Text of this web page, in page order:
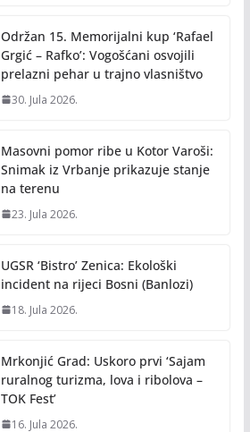
Održan 15. Memorijalni kup ‘Rafael
Grgić – Rafko’: Vogošćani osvojili
prelazni pehar u trajno vlasništvo
30. Jula 2026.
Masovni pomor ribe u Kotor Varoši:
Snimak iz Vrbanje prikazuje stanje
na terenu
23. Jula 2026.
UGSR ‘Bistro’ Zenica: Ekološki
incident na rijeci Bosni (Banlozi)
18. Jula 2026.
Mrkonjić Grad: Uskoro prvi ‘Sajam
ruralnog turizma, lova i ribolova –
TOK Fest’
16. Jula 2026.